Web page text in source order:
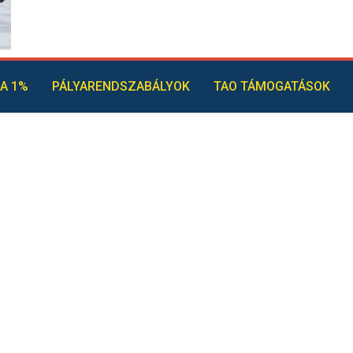
1% PÁLYARENDSZABÁLYOK TAO TÁMOGATÁSOK